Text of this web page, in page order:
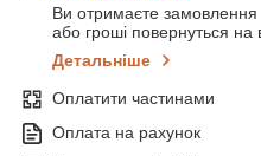
Ви отримаєте замовлення
або гроші повернуться на
Детальніше
Оплатити частинами
Оплата на рахунок